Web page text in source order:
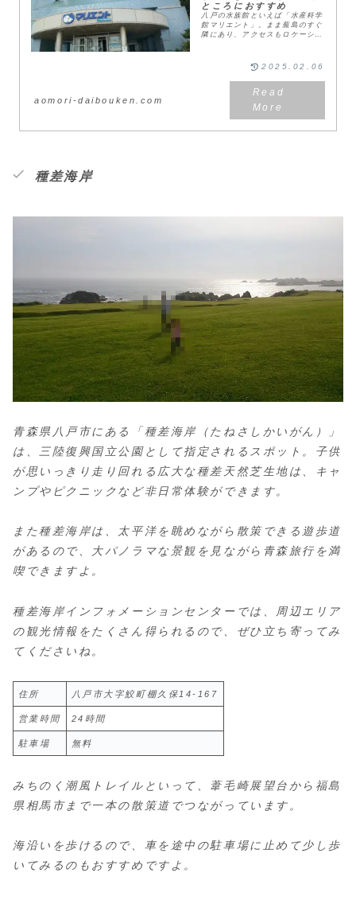
ところにおすすめ
八戸の水族館といえば「水産科学
館マリエント」。まま蕪島のすぐ
隣にあり、アクセスもロケーショ
エントの魅力を、たっぷりお伝え
します。案内人八戸市...
aomori-daibouken.com
2025.02.06
種差海岸
青森県八戸市にある「種差海岸（たねさしかいがん）」
は、三陸復興国立公園として指定されるスポット。子供
が思いっきり走り回れる広大な種差天然芝生地は、キャ
ンプやピクニックなど非日常体験ができます。
また種差海岸は、太平洋を眺めながら散策できる遊歩道
があるので、大パノラマな景観を見ながら青森旅行を満
喫できますよ。
種差海岸インフォメーションセンターでは、周辺エリア
の観光情報をたくさん得られるので、ぜひ立ち寄ってみ
てくださいね。
住所 八戸市大字鮫町棚久保14-167
営業時間 24時間
駐車場 無料
みちのく潮風トレイルといって、葦毛崎展望台から福島
県相馬市まで一本の散策道でつながっています。
海沿いを歩けるので、車を途中の駐車場に止めて少し歩
いてみるのもおすすめですよ。